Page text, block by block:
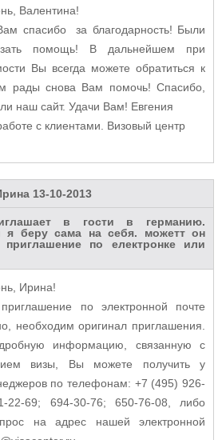
Валентина!
спасибо за благодарность! Были
помощь! В дальнейшем при
Вы всегда можете обратиться к
рады снова Вам помочь! Спасибо,
наш сайт. Удачи Вам! Евгения
с клиентами. Визовый центр
13-10-2013
в гости в германию.
я беру сама на себя. можетт он
приглашение по електронке или
Ирина!
по электронной почте
необходим оригинал приглашения.
информацию, связанную с
визы, Вы можете получить у
по телефонам: +7 (495) 926-
22-69; 694-30-76; 650-76-08, либо
на адрес нашей электронной